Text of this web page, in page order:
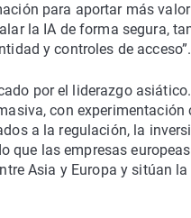
para aportar más
la IA de forma segura,
y controles de acceso”.
por el liderazgo
con experimentación
a la regulación, la
que las empresas
Asia y Europa y sitúan